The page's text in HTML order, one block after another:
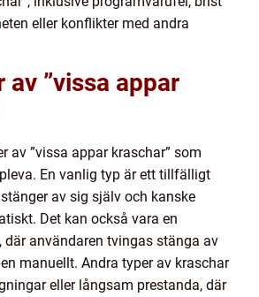
eller konflikter med andra
av ”vissa appar
av ”vissa appar kraschar” som
En vanlig typ är ett tillfälligt
av sig själv och kanske
Det kan också vara en
där användaren tvingas stänga av
manuellt. Andra typer av kraschar
eller långsam prestanda, där